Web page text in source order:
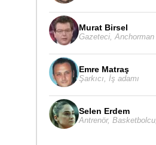
Murat Birsel
Gazeteci Anchorman
Emre Matraş
Şarkıcı İş adamı
Selen Erdem
Antrenör, Basketbolcu